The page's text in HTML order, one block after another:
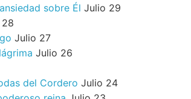
sobre Él Julio 29
Julio 27
Julio 26
del Cordero Julio 24